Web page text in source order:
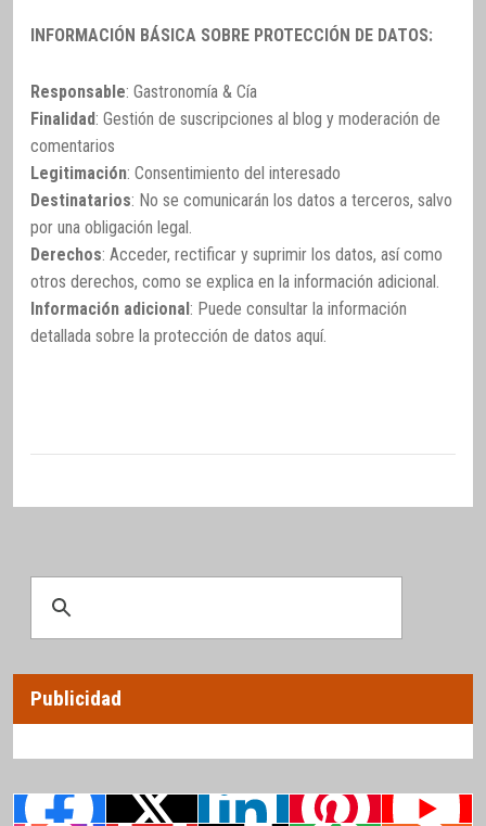
INFORMACIÓN BÁSICA SOBRE PROTECCIÓN DE DATOS:
Responsable: Gastronomía & Cía
Finalidad: Gestión de suscripciones al blog y moderación de
comentarios
Legitimación: Consentimiento del interesado
Destinatarios: No se comunicarán los datos a terceros, salvo
por una obligación legal.
Derechos: Acceder, rectificar y suprimir los datos, así como
otros derechos, como se explica en la información adicional.
Información adicional : Puede consultar la información
detallada sobre la protección de datos aquí.
Publicidad